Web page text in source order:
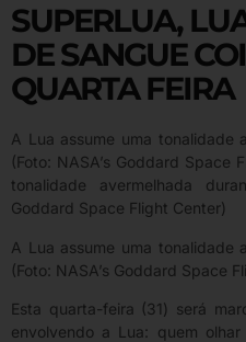
SUPERLUA,
DE SANGUE
QUARTA FEIRA
A Lua assume uma tonalidade
(Foto: NASA’s Goddard Space
tonalidade avermelhada
Goddard Space Flight Center)
A Lua assume uma tonalidade
(Foto: NASA’s Goddard Space
Esta quarta-feira (31) será
envolvendo a Lua: quem